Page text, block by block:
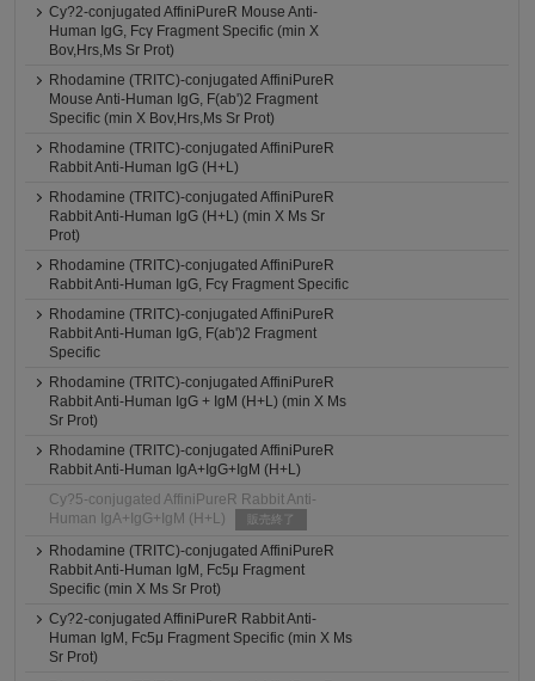
Cy?2-conjugated AffiniPureR Mouse Anti-
Human IgG, Fcγ Fragment Specific (min X
Bov,Hrs,Ms Sr Prot)
Rhodamine (TRITC)-conjugated AffiniPureR
Mouse Anti-Human IgG, F(ab')2 Fragment
Specific (min X Bov,Hrs,Ms Sr Prot)
Rhodamine (TRITC)-conjugated AffiniPureR
Rabbit Anti-Human IgG (H+L)
Rhodamine (TRITC)-conjugated AffiniPureR
Rabbit Anti-Human IgG (H+L) (min X Ms Sr
Prot)
Rhodamine (TRITC)-conjugated AffiniPureR
Rabbit Anti-Human IgG, Fcγ Fragment Specific
Rhodamine (TRITC)-conjugated AffiniPureR
Rabbit Anti-Human IgG, F(ab')2 Fragment
Specific
Rhodamine (TRITC)-conjugated AffiniPureR
Rabbit Anti-Human IgG + IgM (H+L) (min X Ms
Sr Prot)
Rhodamine (TRITC)-conjugated AffiniPureR
Rabbit Anti-Human IgA+IgG+IgM (H+L)
Cy?5-conjugated AffiniPureR Rabbit Anti-
Human IgA+IgG+IgM (H+L)
販売終了
Rhodamine (TRITC)-conjugated AffiniPureR
Rabbit Anti-Human IgM, Fc5μ Fragment
Specific (min X Ms Sr Prot)
Cy?2-conjugated AffiniPureR Rabbit Anti-
Human IgM, Fc5μ Fragment Specific (min X Ms
Sr Prot)